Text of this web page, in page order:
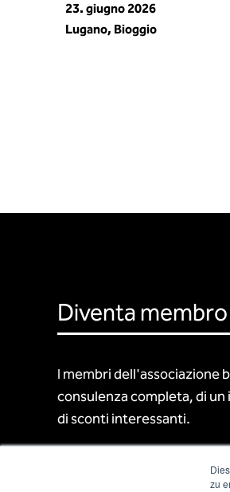
zu
23. giugno 2026
Lugano, Bioggio
Diventa
I membri dell'associazione
consulenza completa, di
di sconti interessanti.